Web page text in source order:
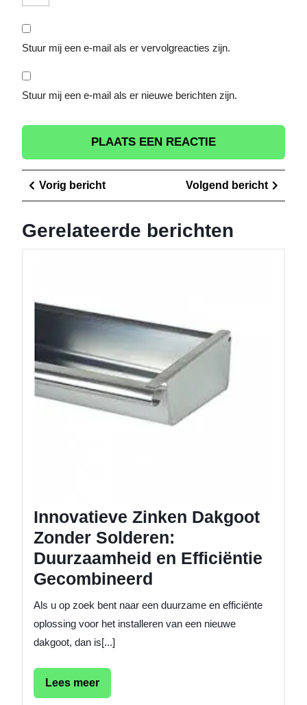
Stuur mij een e-mail als er vervolgreacties zijn.
Stuur mij een e-mail als er nieuwe berichten zijn.
Berichtnavigatie
Vorig berichtVorig
bericht
Volgend bericht
bericht
Gerelateerde berichten
Innovatieve Zinken Dakgoot
Zonder Solderen:
Duurzaamheid en Efficiëntie
Gecombineerd
Als u op zoek bent naar een duurzame en efficiënte
oplossing voor het installeren van een nieuwe
dakgoot, dan is[...]
Lees meerLees
meer